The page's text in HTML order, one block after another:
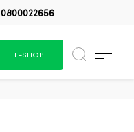
0800022656
E-SHOP